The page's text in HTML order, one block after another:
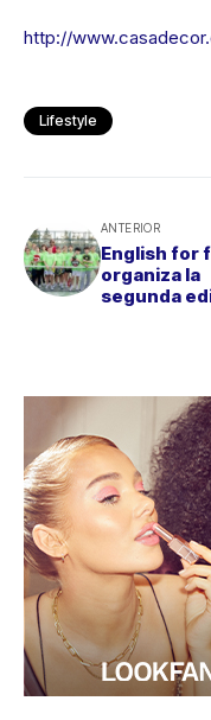
http://
Lifestyle
ANTERIOR
English for
organiza la
segunda